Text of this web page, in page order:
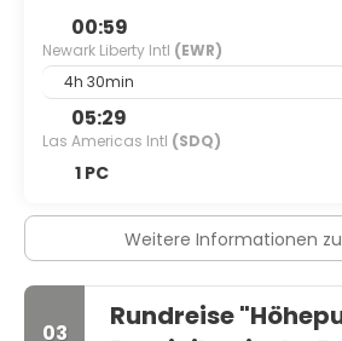
00:59
Newark Liberty Intl (EWR)
4h 30min
05:29
Las Americas Intl (SDQ)
1 PC
Weitere Informationen
03
Rundreise